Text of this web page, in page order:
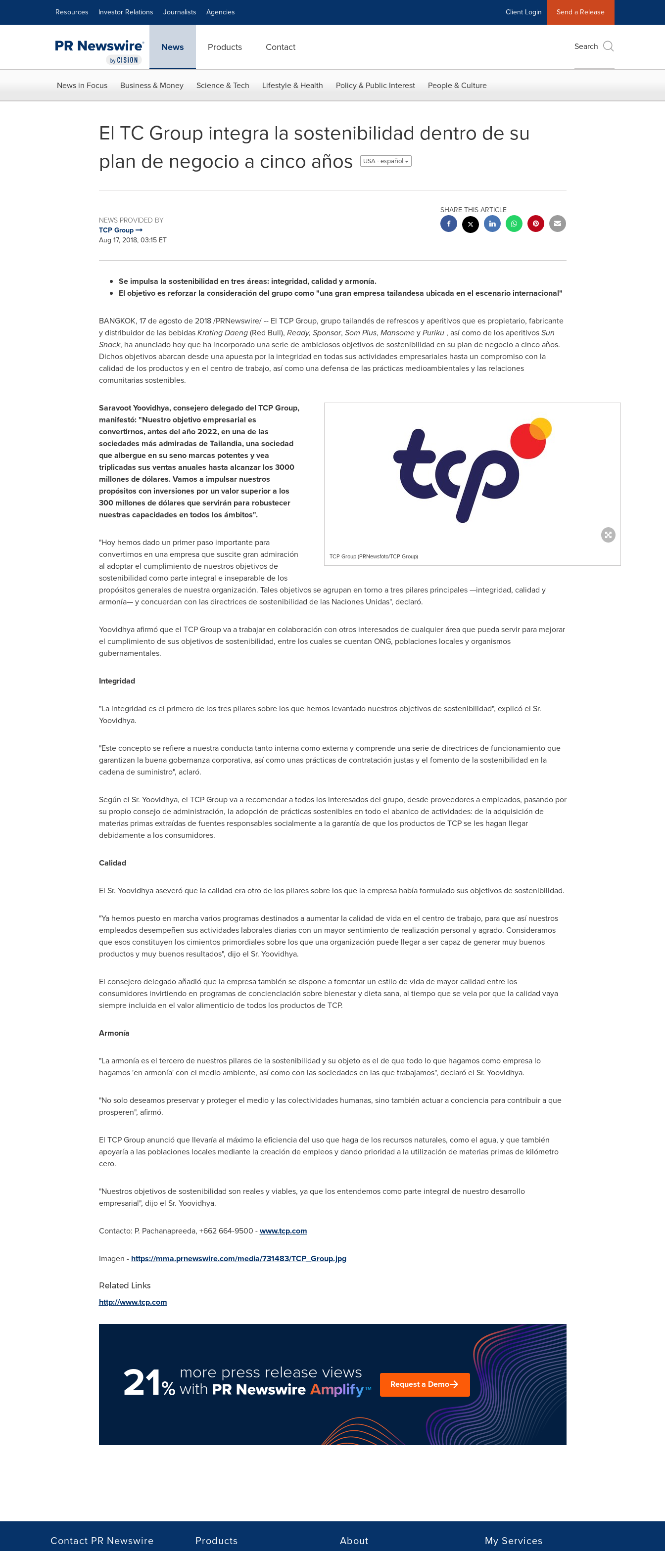
Resources Investor Relations Journalists Agencies Client Login Send a Release
News Products Contact Search
News in Focus Business & Money Science & Tech Lifestyle & Health Policy & Public Interest People & Culture
El TC Group integra la sostenibilidad dentro de su
plan de negocio a cinco años
USA - español
NEWS PROVIDED BY
TCP Group
Aug 17, 2018, 03:15 ET
SHARE THIS ARTICLE
Se impulsa la sostenibilidad en tres áreas: integridad, calidad y armonía.
El objetivo es reforzar la consideración del grupo como "una gran empresa tailandesa ubicada en el escenario internacional"
BANGKOK, 17 de agosto de 2018 /PRNewswire/ -- El TCP Group, grupo tailandés de refrescos y aperitivos que es propietario, fabricante
y distribuidor de las bebidasKrating Daeng(Red Bull), Ready, Sponsor, Som Plus, MansomeyPuriku, así como de los aperitivosSun
Snack, ha anunciado hoy que ha incorporado una serie de ambiciosos objetivos de sostenibilidad en su plan de negocio a cinco años.
Dichos objetivos abarcan desde una apuesta por la integridad en todas sus actividades empresariales hasta un compromiso con la
calidad de los productos y en el centro de trabajo, así como una defensa de las prácticas medioambientales y las relaciones
comunitarias sostenibles.
TCP Group (PRNewsfoto/TCP Group)
Saravoot Yoovidhya, consejero delegado del TCP Group,
manifestó: "Nuestro objetivo empresarial es
convertirnos, antes del año 2022, en una de las
sociedades más admiradas de Tailandia, una sociedad
que albergue en su seno marcas potentes y vea
triplicadas sus ventas anuales hasta alcanzar los 3000
millones de dólares. Vamos a impulsar nuestros
propósitos con inversiones por un valor superior a los
300 millones de dólares que servirán para robustecer
nuestras capacidades en todos los ámbitos".
"Hoy hemos dado un primer paso importante para
convertirnos en una empresa que suscite gran admiración
al adoptar el cumplimiento de nuestros objetivos de
sostenibilidad como parte integral e inseparable de los
propósitos generales de nuestra organización. Tales objetivos se agrupan en torno a tres pilares principales —integridad, calidad y
armonía— y concuerdan con las directrices de sostenibilidad de las Naciones Unidas", declaró.
Yoovidhya afirmó que el TCP Group va a trabajar en colaboración con otros interesados de cualquier área que pueda servir para mejorar
el cumplimiento de sus objetivos de sostenibilidad, entre los cuales se cuentan ONG, poblaciones locales y organismos
gubernamentales.
Integridad
"La integridad es el primero de los tres pilares sobre los que hemos levantado nuestros objetivos de sostenibilidad", explicó el Sr.
Yoovidhya.
"Este concepto se refiere a nuestra conducta tanto interna como externa y comprende una serie de directrices de funcionamiento que
garantizan la buena gobernanza corporativa, así como unas prácticas de contratación justas y el fomento de la sostenibilidad en la
cadena de suministro", aclaró.
Según el Sr. Yoovidhya, el TCP Group va a recomendar a todos los interesados del grupo, desde proveedores a empleados, pasando por
su propio consejo de administración, la adopción de prácticas sostenibles en todo el abanico de actividades: de la adquisición de
materias primas extraídas de fuentes responsables socialmente a la garantía de que los productos de TCP se les hagan llegar
debidamente a los consumidores.
Calidad
El Sr. Yoovidhya aseveró que la calidad era otro de los pilares sobre los que la empresa había formulado sus objetivos de sostenibilidad.
"Ya hemos puesto en marcha varios programas destinados a aumentar la calidad de vida en el centro de trabajo, para que así nuestros
empleados desempeñen sus actividades laborales diarias con un mayor sentimiento de realización personal y agrado. Consideramos
que esos constituyen los cimientos primordiales sobre los que una organización puede llegar a ser capaz de generar muy buenos
productos y muy buenos resultados", dijo el Sr. Yoovidhya.
El consejero delegado añadió que la empresa también se dispone a fomentar un estilo de vida de mayor calidad entre los
consumidores invirtiendo en programas de concienciación sobre bienestar y dieta sana, al tiempo que se vela por que la calidad vaya
siempre incluida en el valor alimenticio de todos los productos de TCP.
Armonía
"La armonía es el tercero de nuestros pilares de la sostenibilidad y su objeto es el de que todo lo que hagamos como empresa lo
hagamos 'en armonía' con el medio ambiente, así como con las sociedades en las que trabajamos", declaró el Sr. Yoovidhya.
"No solo deseamos preservar y proteger el medio y las colectividades humanas, sino también actuar a conciencia para contribuir a que
prosperen", afirmó.
El TCP Group anunció que llevaría al máximo la eficiencia del uso que haga de los recursos naturales, como el agua, y que también
apoyaría a las poblaciones locales mediante la creación de empleos y dando prioridad a la utilización de materias primas de kilómetro
cero.
"Nuestros objetivos de sostenibilidad son reales y viables, ya que los entendemos como parte integral de nuestro desarrollo
empresarial", dijo el Sr. Yoovidhya.
Contacto: P. Pachanapreeda, +662 664-9500 -www.tcp.com
Imagen - https://mma.prnewswire.com/media/731483/TCP_Group.jpg
Related Links
http://www.tcp.com
21%
more press release views
with Request a Demo
Contact PR Newswire Products About My Services